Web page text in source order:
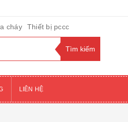
cháy Thiết bị pccc
LIÊN HỆ